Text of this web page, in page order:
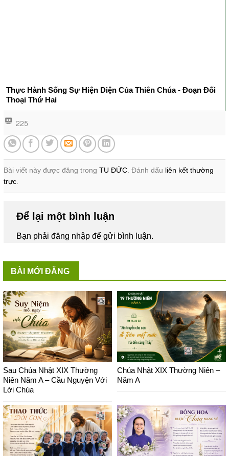
Thực Hành Sống Sự Hiện Diện Của Thiên Chúa - Đoạn Đối
Thoại Thứ Hai
225
Bài viết này được đăng trong TU ĐỨC. Đánh dấu liên kết thường
trực.
Để lại một bình luận
Bạn phảiđăng nhậpđể gửi bình luận.
BÀI MỚI ĐĂNG
Sau Chúa Nhật XIX Thường
Niên Năm A – Cầu Nguyện Với
Lời Chúa
Chúa Nhật XIX Thường Niên –
Năm A